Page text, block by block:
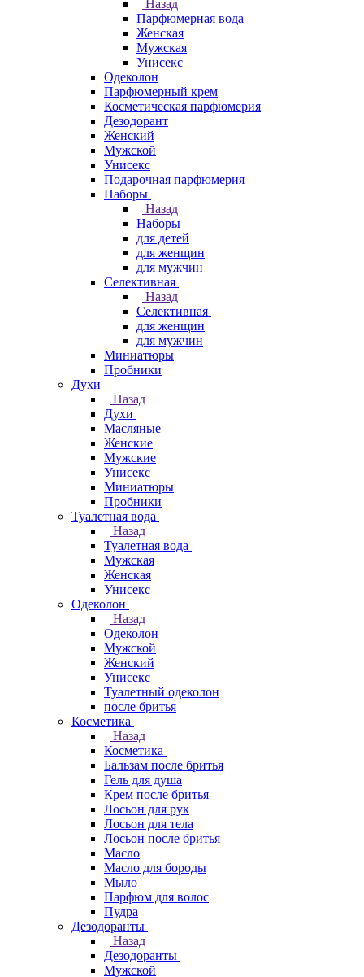
Назад
Парфюмерная вода
Женская
Мужская
Унисекс
Одеколон
Парфюмерный крем
Косметическая парфюмерия
Дезодорант
Женский
Мужской
Унисекс
Подарочная парфюмерия
Наборы
Назад
Наборы
для детей
для женщин
для мужчин
Селективная
Назад
Селективная
для женщин
для мужчин
Миниатюры
Пробники
Духи
Назад
Духи
Масляные
Женские
Мужские
Унисекс
Миниатюры
Пробники
Туалетная вода
Назад
Туалетная вода
Мужская
Женская
Унисекс
Одеколон
Назад
Одеколон
Мужской
Женский
Унисекс
Туалетный одеколон
после бритья
Косметика
Назад
Косметика
Бальзам после бритья
Гель для душа
Крем после бритья
Лосьон для рук
Лосьон для тела
Лосьон после бритья
Масло
Масло для бороды
Мыло
Парфюм для волос
Пудра
Дезодоранты
Назад
Дезодоранты
Мужской